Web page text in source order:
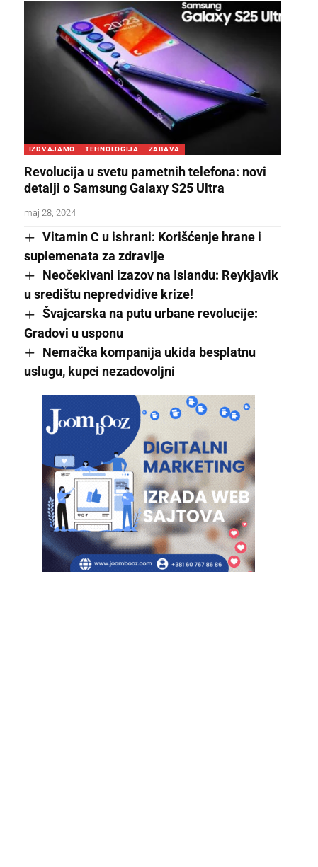
IZDVAJAMO TEHNOLOGIJA ZABAVA
Revolucija u svetu pametnih telefona: novi
detalji o Samsung Galaxy S25 Ultra
maj 28, 2024
Vitamin C u ishrani: Korišćenje hrane i
suplemenata za zdravlje
Neočekivani izazov na Islandu: Reykjavik
u središtu nepredvidive krize!
Švajcarska na putu urbane revolucije:
Gradovi u usponu
Nemačka kompanija ukida besplatnu
uslugu, kupci nezadovoljni